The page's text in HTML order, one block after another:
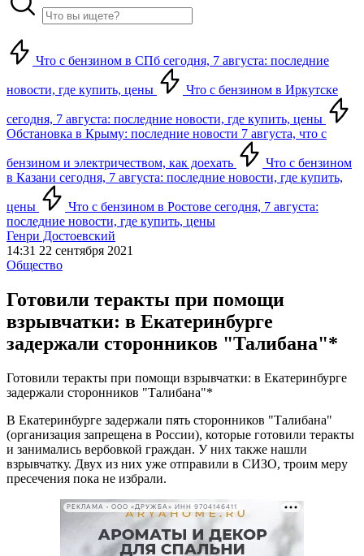
Что с бензином в СПб сегодня, 7 августа: последние
новости, где купить, цены Что с бензином в Иркутске
сегодня, 7 августа: последние новости, где купить, цены
Обстановка в Крыму: последние новости 7 августа, что с
бензином и электричеством, как доехать
Что с бензином
в Казани сегодня, 7 августа: последние новости, где купить,
цены
Что с бензином в Ростове сегодня, 7 августа:
последние новости, где купить, цены
Генри Достоевский
14:31 22 сентября 2021
Общество
Готовили теракты при помощи
взрывчатки: в Екатеринбурге
задержали сторонников "Талибана"*
Готовили теракты при помощи взрывчатки: в Екатеринбурге
задержали сторонников "Талибана"*
В Екатеринбурге задержали пять сторонников "Талибана"
(организация запрещена в России), которые готовили теракты
и занимались вербовкой граждан. У них также нашли
взрывчатку. Двух из них уже отправили в СИЗО, троим меру
пресечения пока не избрали.
РЕКЛАМА • ООО «ДРУЖБА» ИНН 9704146411